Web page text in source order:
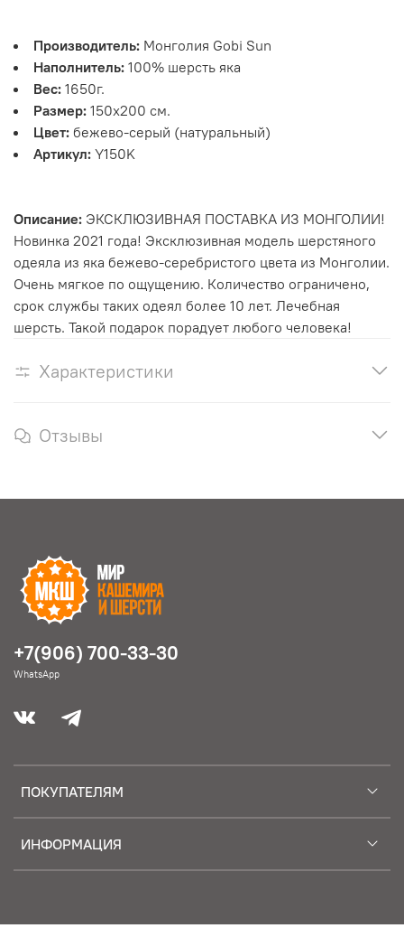
Производитель: Монголия Gobi Sun
Наполнитель: 100% шерсть яка
Вес: 1650г.
Размер: 150х200 см.
Цвет: бежево-серый (натуральный)
Артикул: Y150K
Описание: ЭКСКЛЮЗИВНАЯ ПОСТАВКА ИЗ МОНГОЛИИ!
Новинка 2021 года! Эксклюзивная модель шерстяного
одеяла из яка бежево-серебристого цвета из Монголии.
Очень мягкое по ощущению. Количество ограничено,
срок службы таких одеял более 10 лет. Лечебная
шерсть. Такой подарок порадует любого человека!
Характеристики
Отзывы
ПОКУПАТЕЛЯМ
ИНФОРМАЦИЯ
+7(906) 700-33-30
WhatsApp